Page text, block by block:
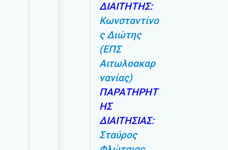
ΔΙΑΙΤΗΤΗΣ:
Κωνσταντίνο
ς Διώτης
(ΕΠΣ
Αιτωλοακαρ
νανίας)
ΠΑΡΑΤΗΡΗΤ
ΗΣ
ΔΙΑΙΤΗΣΙΑΣ:
Σταύρος